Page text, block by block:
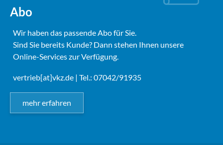
Abo
Wir haben das passende Abo für Sie.
Sind Sie bereits Kunde? Dann stehen Ihnen unsere
Online-Services zur Verfügung.
vertrieb[at]vkz.de | Tel.: 07042/91935
mehr erfahren